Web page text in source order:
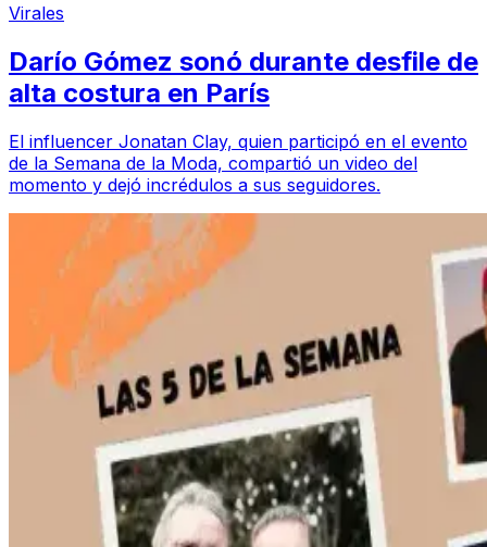
Virales
Darío Gómez sonó durante desfile de
alta costura en París
El influencer Jonatan Clay, quien participó en el evento
de la Semana de la Moda, compartió un video del
momento y dejó incrédulos a sus seguidores.